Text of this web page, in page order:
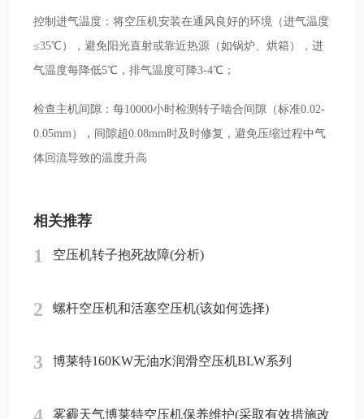
控制进气温度：将空压机安装在通风良好的环境（进气温度
≤35℃），避免阳光直射或靠近热源（如锅炉、烘箱），进
气温度每降低5℃，排气温度可降3-4℃；
检查主机间隙：每10000小时检测转子啮合间隙（标准0.02-
0.05mm），间隙超0.08mm时及时修复，避免压缩过程中气
体回流导致的温度升高
相关推荐
1 空压机转子抱死故障(分析)
2 螺杆空压机和活塞空压机(该如何选择)
3 博莱特160KW无油水润滑空压机BLW系列
雾霾天气博莱特空压机保养维护(采取有效措施改